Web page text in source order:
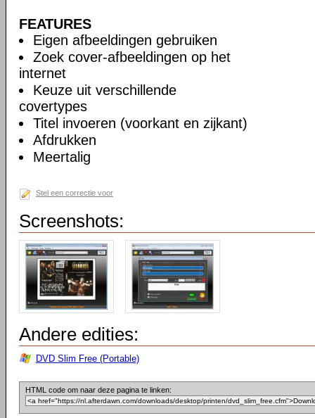
FEATURES
Eigen afbeeldingen gebruiken
Zoek cover-afbeeldingen op het
internet
Keuze uit verschillende
covertypes
Titel invoeren (voorkant en zijkant)
Afdrukken
Meertalig
Stel een correctie voor
Screenshots:
Andere edities:
DVD Slim Free (Portable)
HTML code om naar deze pagina te linken: